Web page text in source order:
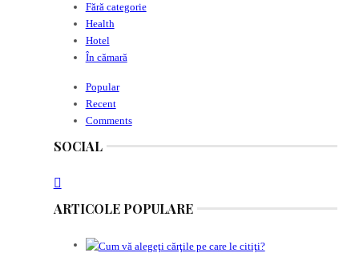
Fără categorie
Health
Hotel
În cămară
Popular
Recent
Comments
SOCIAL
ARTICOLE POPULARE